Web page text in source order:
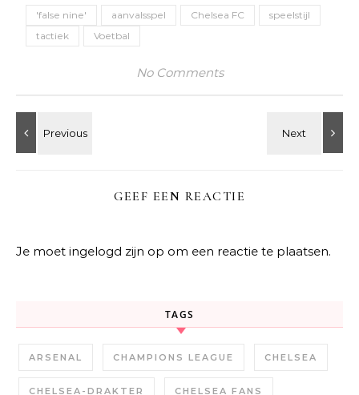
'false nine' aanvalsspel Chelsea FC
speelstijl
tactiek
Voetbal
No Comments
GEEF EEN REACTIE
Je moet ingelogd zijn op om een reactie te plaatsen.
TAGS
ARSENAL CHAMPIONS LEAGUE CHELSEA
CHELSEA-DRAKTER CHELSEA FANS